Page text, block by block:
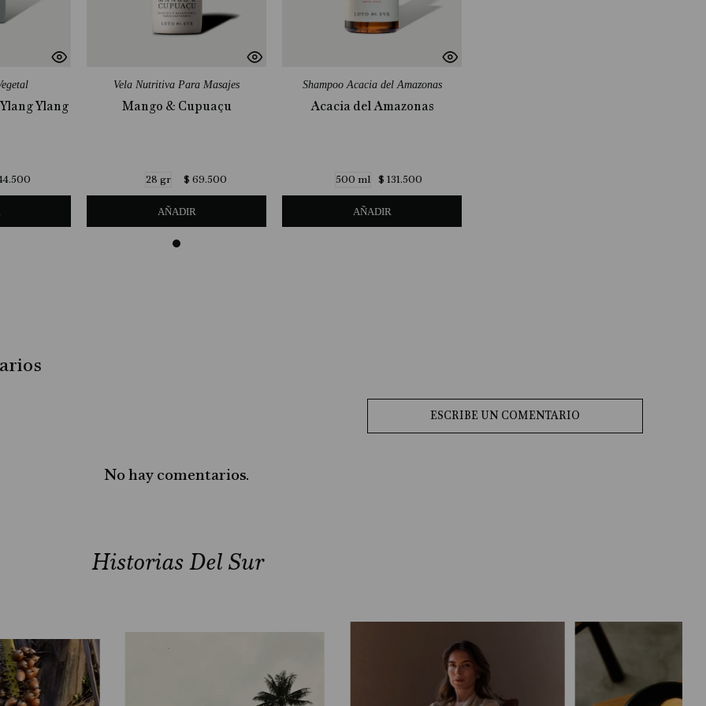
Ylang
.500
Vela Nutritiva Para Masajes
Mango & Cupuaçu
28 gr $ 69.500
AÑADIR
Shampoo Acacia del Amazonas
Acacia del Amazonas
500 ml $ 131.500
AÑADIR
No hay comentarios.
Historias Del Sur